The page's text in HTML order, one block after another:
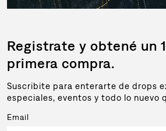
Registrate y obtené un
primera compra.
Suscribite para enterarte de drops
especiales, eventos y todo lo nuevo
Email